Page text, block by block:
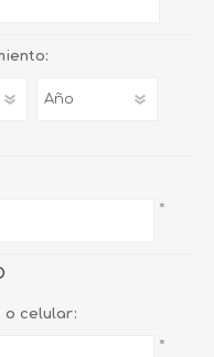
*
o celular:
*